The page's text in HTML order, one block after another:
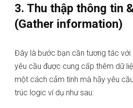
3. Thu thập thông tin
(Gather information)
Đây là bước bạn cần tương tác với
yêu cầu được cung cấp thêm dữ
một cách cảm tính mà hãy yêu
trúc logic ví dụ như sau: